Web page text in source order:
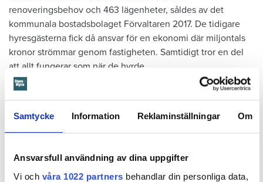
Samtycke Information Reklaminställningar Om
Ansvarsfull användning av dina uppgifter
Vi och våra 1022 partners behandlar din personliga data,
renoveringsbehov och 463 lägenheter, såldes av det
kommunala bostadsbolaget Förvaltaren 2017. De tidigare
hyresgästerna fick då ansvar för en ekonomi där miljontals
kronor strömmar genom fastigheten. Samtidigt tror en del
att allt fungerar som när de hyrde.
– Som jurist med någon slags rättsmedvetenhet kan jag inte
låta bli att engagera mig. Jag tänkte att jag kanske kunde
göra något. Men det kunde jag ju inte.
Läs också